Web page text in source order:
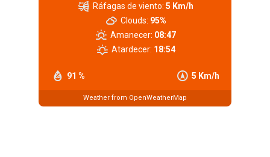
91 % 5 Km/h
Ráfagas de viento: 5 Km/h
Clouds: 95%
Amanecer: 08:47
Atardecer: 18:54
Weather from OpenWeatherMap